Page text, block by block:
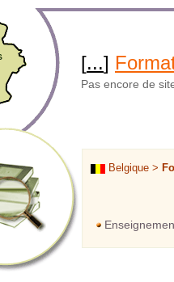
[...]
Pas encore de
Belgique >